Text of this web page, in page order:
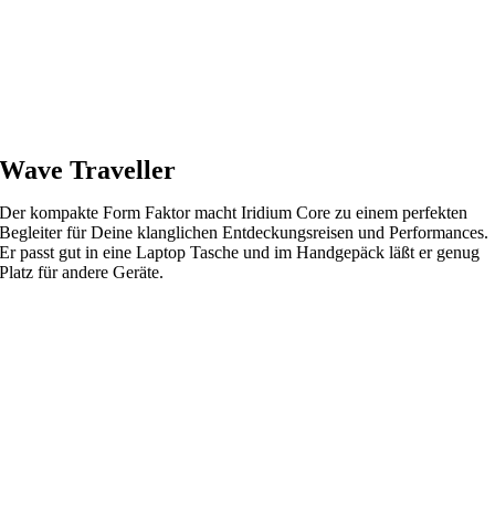
Wave Traveller
Der kompakte Form Faktor macht Iridium Core zu einem perfekten
Begleiter für Deine klanglichen Entdeckungsreisen und Performances.
Er passt gut in eine Laptop Tasche und im Handgepäck läßt er genug
Platz für andere Geräte.